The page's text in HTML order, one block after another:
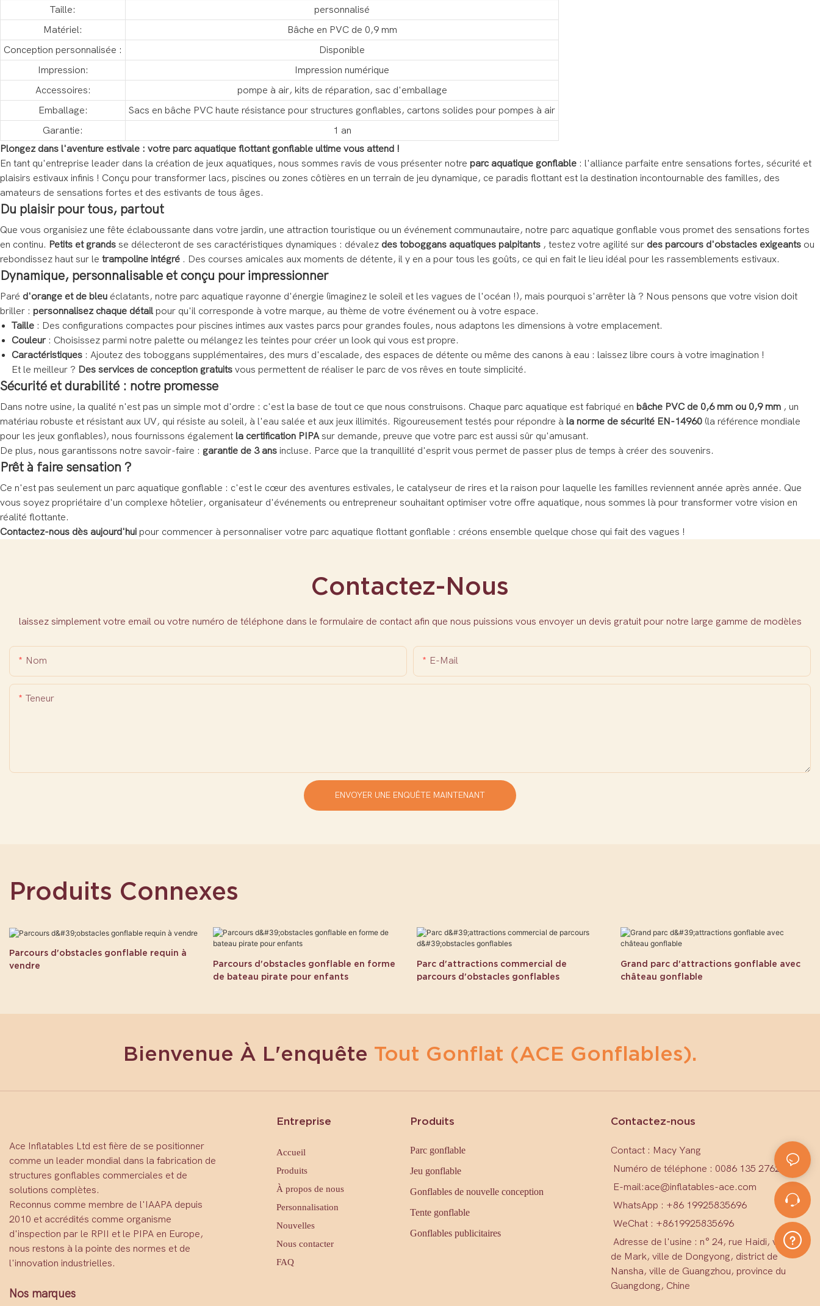
Taille:
personnalisé
Matériel:
Bâche en PVC de 0,9 mm
Conception personnalisée :
Disponible
Impression:
Impression numérique
Accessoires:
pompe à air, kits de réparation, sac d'emballage
Emballage:
Sacs en bâche PVC haute résistance pour structures gonflables, cartons solides pour pompes à air
Garantie:
1 an
Plongez dans l'aventure estivale : votre parc aquatique flottant gonflable ultime vous attend !
En tant qu'entreprise leader dans la création de jeux aquatiques, nous sommes ravis de vous présenter notre parc aquatique gonflable : l'alliance parfaite entre sensations fortes, sécurité et
plaisirs estivaux infinis ! Conçu pour transformer lacs, piscines ou zones côtières en un terrain de jeu dynamique, ce paradis flottant est la destination incontournable des familles, des
amateurs de sensations fortes et des estivants de tous âges.
Du plaisir pour tous, partout
Que vous organisiez une fête éclaboussante dans votre jardin, une attraction touristique ou un événement communautaire, notre parc aquatique gonflable vous promet des sensations fortes
en continu. Petits et grands se délecteront de ses caractéristiques dynamiques : dévalez des toboggans aquatiques palpitants , testez votre agilité sur des parcours d'obstacles exigeants ou
rebondissez haut sur le trampoline intégré . Des courses amicales aux moments de détente, il y en a pour tous les goûts, ce qui en fait le lieu idéal pour les rassemblements estivaux.
Dynamique, personnalisable et conçu pour impressionner
Paré d'orange et de bleu éclatants, notre parc aquatique rayonne d'énergie (imaginez le soleil et les vagues de l'océan !), mais pourquoi s'arrêter là ? Nous pensons que votre vision doit
briller : personnalisez chaque détail pour qu'il corresponde à votre marque, au thème de votre événement ou à votre espace.
Taille : Des configurations compactes pour piscines intimes aux vastes parcs pour grandes foules, nous adaptons les dimensions à votre emplacement.
Couleur: Choisissez parmi notre palette ou mélangez les teintes pour créer un look qui vous est propre.
Caractéristiques : Ajoutez des toboggans supplémentaires, des murs d'escalade, des espaces de détente ou même des canons à eau : laissez libre cours à votre imagination !
Et le meilleur ? Des services de conception gratuits vous permettent de réaliser le parc de vos rêves en toute simplicité.
Sécurité et durabilité : notre promesse
Dans notre usine, la qualité n'est pas un simple mot d'ordre : c'est la base de tout ce que nous construisons. Chaque parc aquatique est fabriqué en bâche PVC de 0,6 mm ou 0,9 mm , un
matériau robuste et résistant aux UV, qui résiste au soleil, à l'eau salée et aux jeux illimités. Rigoureusement testés pour répondre à la norme de sécurité EN-14960 (la référence mondiale
pour les jeux gonflables), nous fournissons également la certification PIPAsur demande, preuve que votre parc est aussi sûr qu'amusant.
De plus, nous garantissons notre savoir-faire : garantie de 3 ans incluse. Parce que la tranquillité d'esprit vous permet de passer plus de temps à créer des souvenirs.
Prêt à faire sensation ?
Ce n'est pas seulement un parc aquatique gonflable : c'est le cœur des aventures estivales, le catalyseur de rires et la raison pour laquelle les familles reviennent année après année. Que
vous soyez propriétaire d'un complexe hôtelier, organisateur d'événements ou entrepreneur souhaitant optimiser votre offre aquatique, nous sommes là pour transformer votre vision en
réalité flottante.
Contactez-nous dès aujourd'hui pour commencer à personnaliser votre parc aquatique flottant gonflable : créons ensemble quelque chose qui fait des vagues !
Contactez-Nous
laissez simplement votre email ou votre numéro de téléphone dans le formulaire de contact afin que nous puissions vous envoyer un devis gratuit pour notre large gamme de modèles
Nom E-Mail
Teneur
ENVOYER UNE ENQUÊTE MAINTENANT
Produits Connexes
Parcours d'obstacles gonflable requin à
vendre
Parcours d'obstacles gonflable en forme
de bateau pirate pour enfants
Parc d'attractions commercial de
parcours d'obstacles gonflables
Grand parc d'attractions gonflable avec
château gonflable
Bienvenue À L'enquête Tout Gonflat (ACE Gonflables).
Ace Inflatables Ltd est fière de se positionner
comme un leader mondial dans la fabrication de
structures gonflables commerciales et de
solutions complètes.
Reconnus comme membre de l'IAAPA depuis
2010 et accrédités comme organisme
d'inspection par le RPII et le PIPA en Europe,
nous restons à la pointe des normes et de
l'innovation industrielles.
Nos marques
Entreprise
Accueil
Produits
À propos de nous
Personnalisation
Nouvelles
Nous contacter
FAQ
Produits
Parc gonflable
Jeu gonflable
Gonflables de nouvelle conception
Tente gonflable
Gonflables publicitaires
Contactez-nous
Contact : Macy Yang
Numéro de téléphone : 0086 135 2762 1579
E-mail:ace@inflatables-ace.com
WhatsApp : +86 19925835696
WeChat : +8619925835696
Adresse de l'usine : n° 24, rue Haidi, village
de Mark, ville de Dongyong, district de
Nansha, ville de Guangzhou, province du
Guangdong, Chine